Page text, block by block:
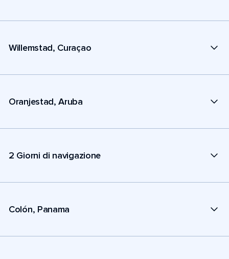
Willemstad, Curaçao
Oranjestad, Aruba
2 Giorni di navigazione
Colón, Panama